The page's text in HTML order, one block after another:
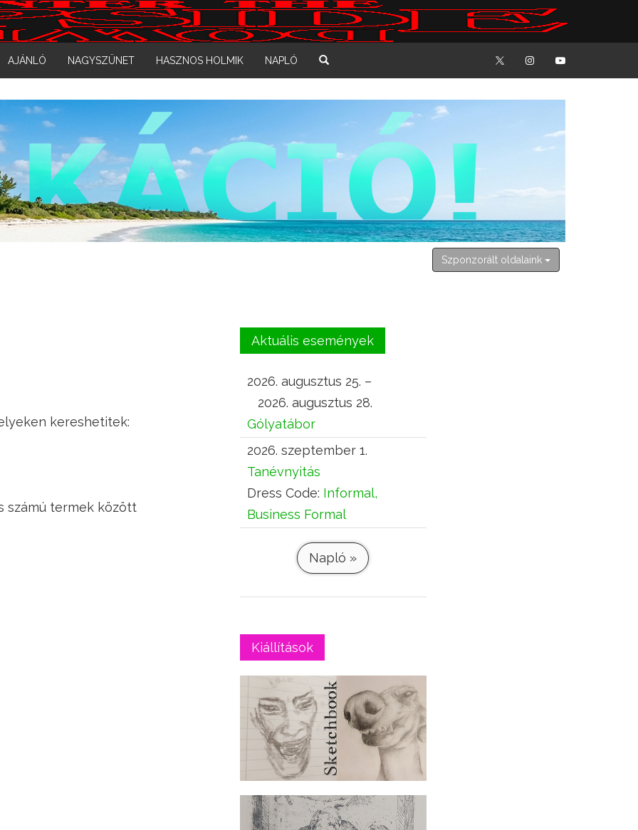
2026. augusztus 7. péntek
Ibolya
AJÁNLÓ NAGYSZÜNET HASZNOS HOLMIK NAPLÓ
Szponzorált oldalaink
kereshetitek:
számú termek között
Aktuális események
2026. augusztus 25. –
2026. augusztus 28.
Gólyatábor
2026. szeptember 1.
Tanévnyitás
Dress Code: Informal,
Business Formal
Napló »
Kiállítások